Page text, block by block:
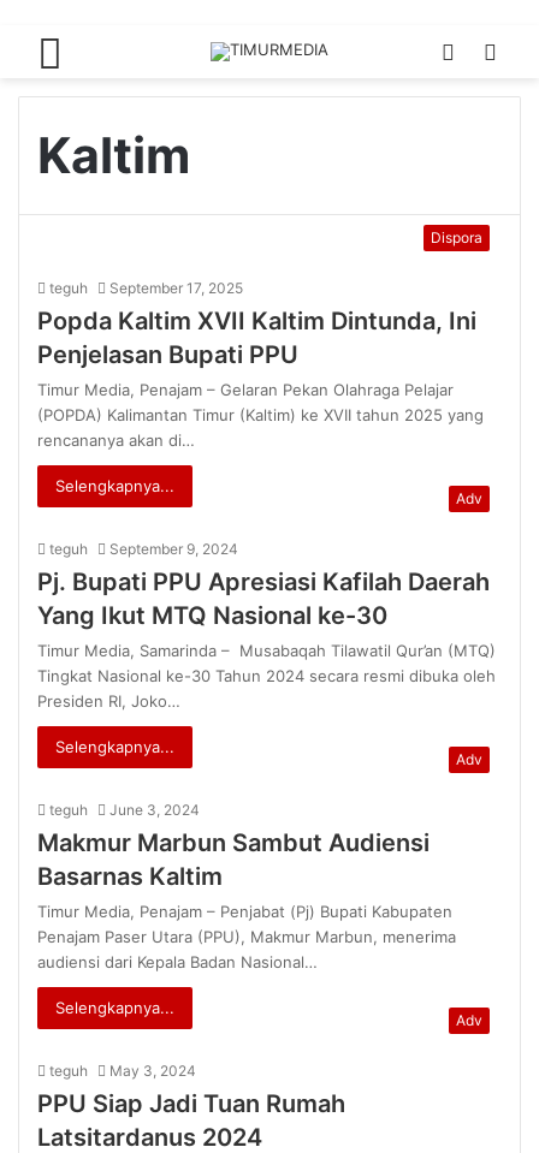
Switch
Kaltim
Dispora
teguh September 17, 2025
Popda Kaltim XVII Kaltim Dintunda, Ini
Penjelasan Bupati PPU
Timur Media, Penajam – Gelaran Pekan Olahraga Pelajar
(POPDA) Kalimantan Timur (Kaltim) ke XVII tahun 2025 yang
rencananya akan di…
Selengkapnya...
Adv
teguh September 9, 2024
Pj. Bupati PPU Apresiasi Kafilah Daerah
Yang Ikut MTQ Nasional ke-30
Timur Media, Samarinda – Musabaqah Tilawatil Qur’an (MTQ)
Tingkat Nasional ke-30 Tahun 2024 secara resmi dibuka oleh
Presiden RI, Joko…
Selengkapnya...
Adv
teguh June 3, 2024
Makmur Marbun Sambut Audiensi
Basarnas Kaltim
Timur Media, Penajam – Penjabat (Pj) Bupati Kabupaten
Penajam Paser Utara (PPU), Makmur Marbun, menerima
audiensi dari Kepala Badan Nasional…
Selengkapnya...
Adv
teguh May 3, 2024
PPU Siap Jadi Tuan Rumah
Latsitardanus 2024